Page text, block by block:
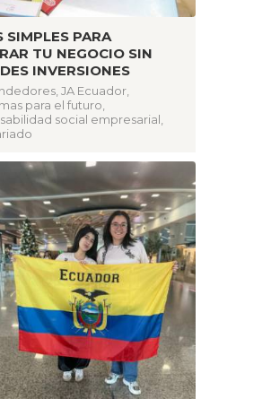
SIMPLES PARA
TU NEGOCIO SIN
INVERSIONES
,JA Ecuador
para el futuro
social empresarial